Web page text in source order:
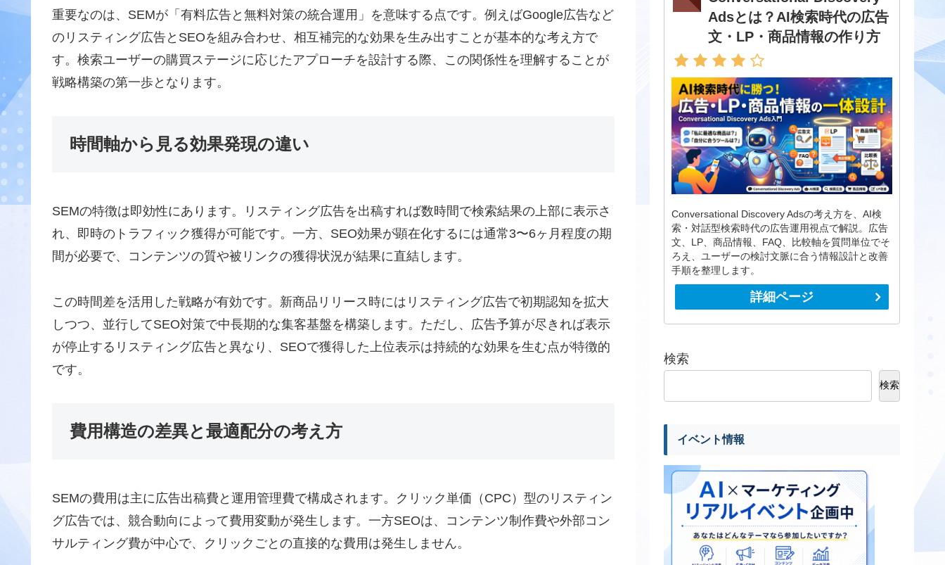
重要なのは、SEMが「有料広告と無料対策の統合運用」を意味する点です。例えばGoogle広告など
のリスティング広告とSEOを組み合わせ、相互補完的な効果を生み出すことが基本的な考え方で
す。検索ユーザーの購買ステージに応じたアプローチを設計する際、この関係性を理解することが
戦略構築の第一歩となります。
時間軸から見る効果発現の違い
SEMの特徴は即効性にあります。リスティング広告を出稿すれば数時間で検索結果の上部に表示さ
れ、即時のトラフィック獲得が可能です。一方、SEO効果が顕在化するには通常3〜6ヶ月程度の期
間が必要で、コンテンツの質や被リンクの獲得状況が結果に直結します。
この時間差を活用した戦略が有効です。新商品リリース時にはリスティング広告で初期認知を拡大
しつつ、並行してSEO対策で中長期的な集客基盤を構築します。ただし、広告予算が尽きれば表示
が停止するリスティング広告と異なり、SEOで獲得した上位表示は持続的な効果を生む点が特徴的
です。
費用構造の差異と最適配分の考え方
SEMの費用は主に広告出稿費と運用管理費で構成されます。クリック単価（CPC）型のリスティン
グ広告では、競合動向によって費用変動が発生します。一方SEOは、コンテンツ制作費や外部コン
サルティング費が中心で、クリックごとの直接的な費用は発生しません。
Adsとは？AI検索時代の広告
文・LP・商品情報の作り方
Conversational Discovery Adsの考え方を、AI検
索・対話型検索時代の広告運用視点で解説。広告
文、LP、商品情報、FAQ、比較軸を質問単位でそ
ろえ、ユーザーの検討文脈に合う情報設計と改善
手順を整理します。
詳細ページ
検索
検索
イベント情報